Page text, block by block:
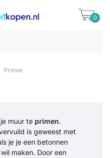
0
Primer
muur te primen.
is geweest met
je je een betonnen
maken. Door een